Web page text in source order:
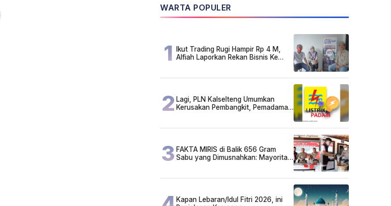
WARTA POPULER
1 Ikut Trading Rugi Hampir Rp 4 M,
Alfiah Laporkan Rekan Bisnis Ke
2 Lagi, PLN Kalselteng Umumkan
Kerusakan Pembangkit, Pemadaman
3 FAKTA MIRIS di Balik 656 Gram
Sabu yang Dimusnahkan: Mayoritas
Kapan Lebaran/Idul Fitri 2026, ini